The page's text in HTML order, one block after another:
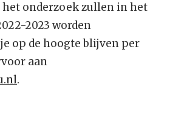
onderzoek zullen in het
2023 worden
op de hoogte blijven per
aan
.